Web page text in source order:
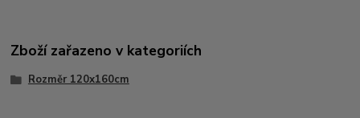
Zboží zařazeno v kategoriích
Rozměr 120x160cm